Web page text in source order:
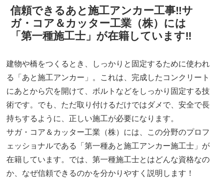
信頼できるあと施工アンカー工事‼サ
ガ・コア＆カッター工業（株）には
「第一種施工士」が在籍しています‼
建物や橋をつくるとき、しっかりと固定するために使われ
る「あと施工アンカー」。これは、完成したコンクリート
にあとから穴を開けて、ボルトなどをしっかり固定する技
術です。でも、ただ取り付けるだけではダメで、安全で長
持ちするように、正しい施工が必要になります。
サガ・コア＆カッター工業（株）には、この分野のプロフ
ェッショナルである「第一種あと施工アンカー施工士」が
在籍しています。では、第一種施工士とはどんな資格なの
か、なぜ信頼できるのかを分かりやすく説明します！